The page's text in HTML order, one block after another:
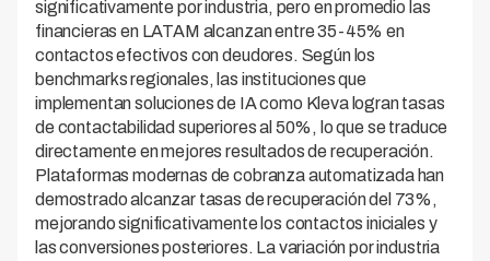
significativamente por industria, pero en promedio las
financieras en LATAM alcanzan entre 35-45% en
contactos efectivos con deudores. Según los
benchmarks regionales, las instituciones que
implementan soluciones de IA como Kleva logran tasas
de contactabilidad superiores al 50%, lo que se traduce
directamente en mejores resultados de recuperación.
Plataformas modernas de cobranza automatizada han
demostrado alcanzar tasas de recuperación del 73%,
mejorando significativamente los contactos iniciales y
las conversiones posteriores. La variación por industria